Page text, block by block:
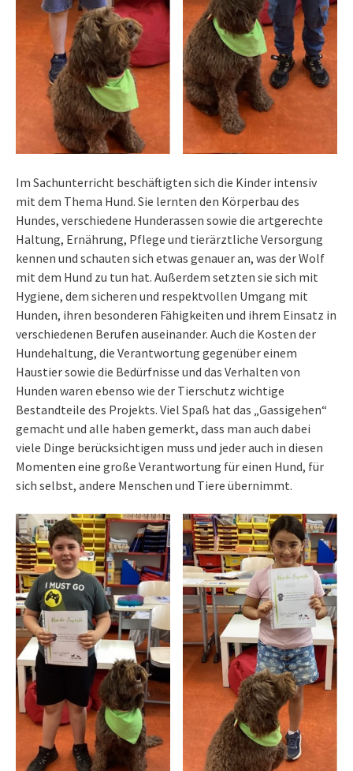
Im Sachunterricht beschäftigten sich die Kinder intensiv
mit dem Thema Hund. Sie lernten den Körperbau des
Hundes, verschiedene Hunderassen sowie die artgerechte
Haltung, Ernährung, Pflege und tierärztliche Versorgung
kennen und schauten sich etwas genauer an, was der Wolf
mit dem Hund zu tun hat. Außerdem setzten sie sich mit
Hygiene, dem sicheren und respektvollen Umgang mit
Hunden, ihren besonderen Fähigkeiten und ihrem Einsatz in
verschiedenen Berufen auseinander. Auch die Kosten der
Hundehaltung, die Verantwortung gegenüber einem
Haustier sowie die Bedürfnisse und das Verhalten von
Hunden waren ebenso wie der Tierschutz wichtige
Bestandteile des Projekts. Viel Spaß hat das „Gassigehen“
gemacht und alle haben gemerkt, dass man auch dabei
viele Dinge berücksichtigen muss und jeder auch in diesen
Momenten eine große Verantwortung für einen Hund, für
sich selbst, andere Menschen und Tiere übernimmt.